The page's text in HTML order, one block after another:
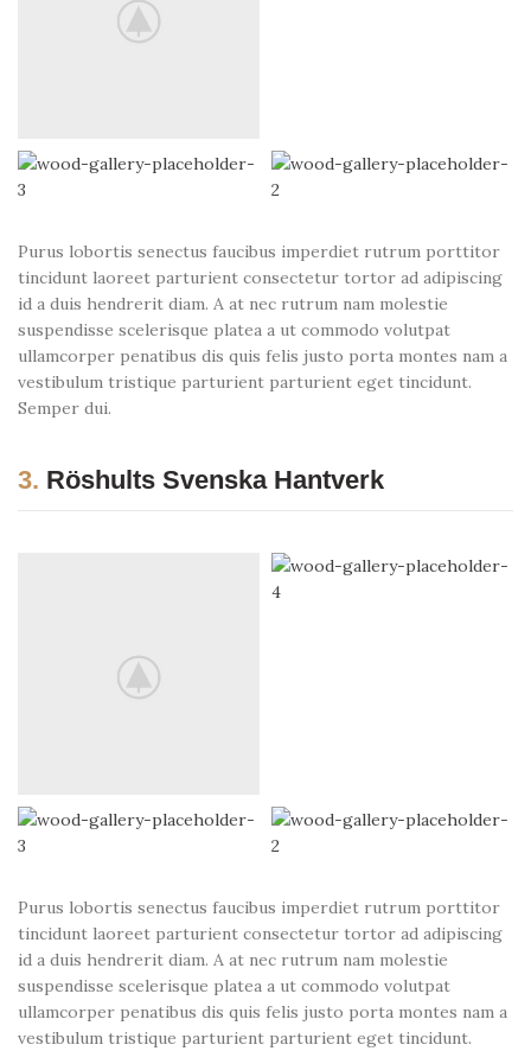
Purus lobortis senectus faucibus imperdiet rutrum porttitor
tincidunt laoreet parturient consectetur tortor ad adipiscing
id a duis hendrerit diam. A at nec rutrum nam molestie
suspendisse scelerisque platea a ut commodo volutpat
ullamcorper penatibus dis quis felis justo porta montes nam a
vestibulum tristique parturient parturient eget tincidunt.
Semper dui.
3. Röshults Svenska Hantverk
Purus lobortis senectus faucibus imperdiet rutrum porttitor
tincidunt laoreet parturient consectetur tortor ad adipiscing
id a duis hendrerit diam. A at nec rutrum nam molestie
suspendisse scelerisque platea a ut commodo volutpat
ullamcorper penatibus dis quis felis justo porta montes nam a
vestibulum tristique parturient parturient eget tincidunt.